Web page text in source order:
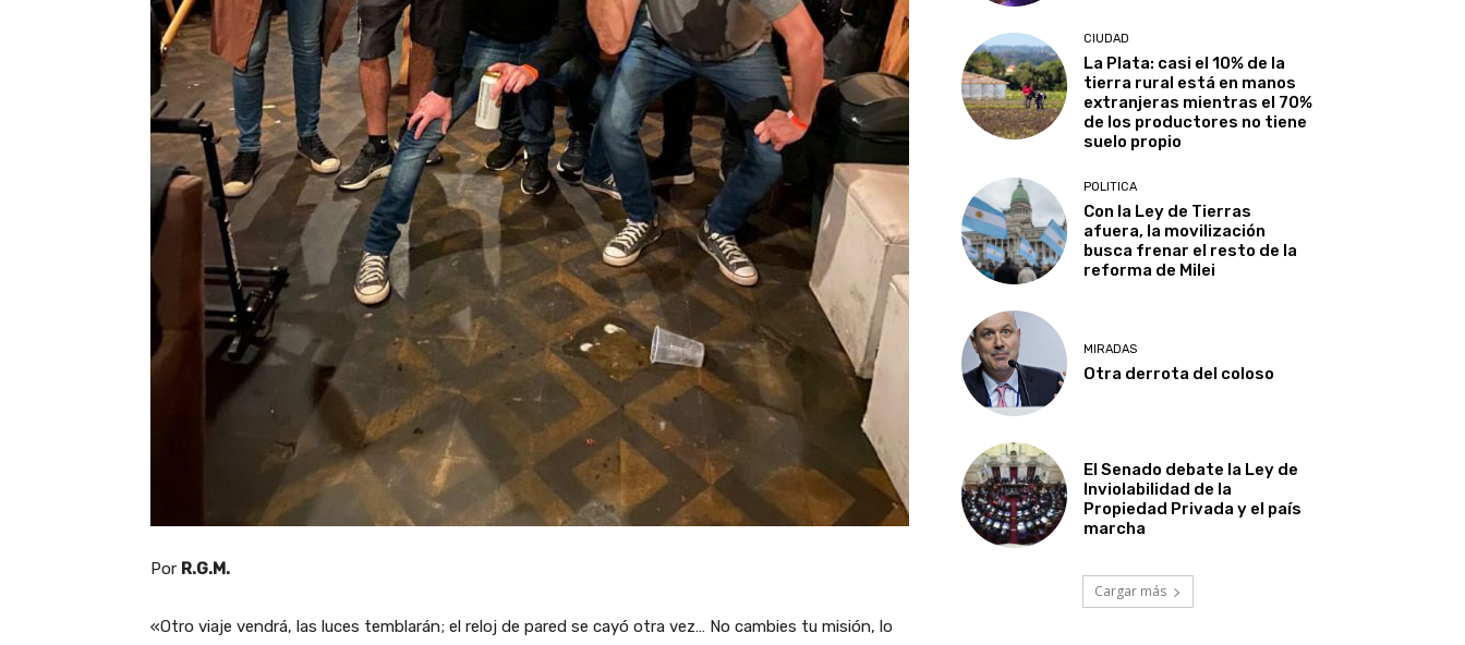
Por R.G.M.
«Otro viaje vendrá, las luces temblarán; el reloj de pared se cayó otra vez… No cambies tu misión, lo
CIUDAD
La Plata: casi el 10% de la
tierra rural está en manos
extranjeras mientras el 70%
de los productores no tiene
suelo propio
POLITICA
Con la Ley de Tierras
afuera, la movilización
busca frenar el resto de la
reforma de Milei
MIRADAS
Otra derrota del coloso
El Senado debate la Ley de
Inviolabilidad de la
Propiedad Privada y el país
marcha
Cargar más